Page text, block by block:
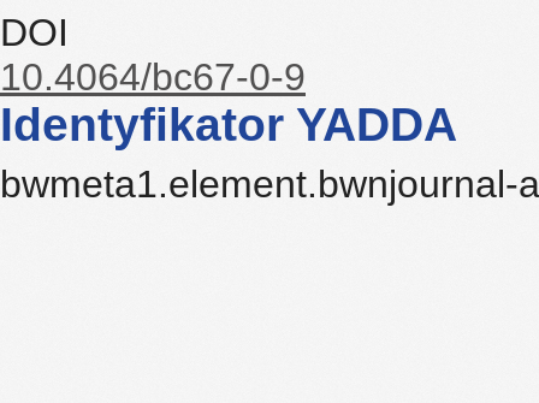
DOI
10.4064/bc67-0-9
Identyfikator YADDA